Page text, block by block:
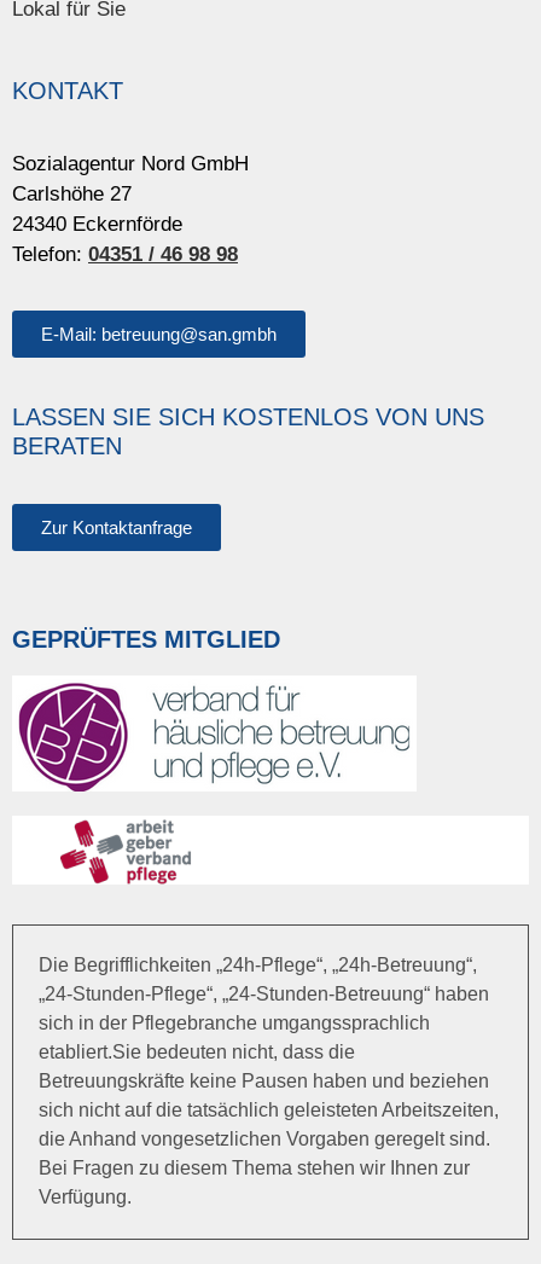
Lokal für Sie
KONTAKT
Sozialagentur Nord GmbH
Carlshöhe 27
24340 Eckernförde
Telefon: 04351 / 46 98 98
E-Mail: betreuung@san.gmbh
LASSEN SIE SICH KOSTENLOS VON UNS
BERATEN
Zur Kontaktanfrage
GEPRÜFTES MITGLIED
Die Begrifflichkeiten „24h-Pflege“, „24h-Betreuung“,
„24-Stunden-Pflege“, „24-Stunden-Betreuung“ haben
sich in der Pflegebranche umgangssprachlich
etabliert.Sie bedeuten nicht, dass die
Betreuungskräfte keine Pausen haben und beziehen
sich nicht auf die tatsächlich geleisteten Arbeitszeiten,
die Anhand vongesetzlichen Vorgaben geregelt sind.
Bei Fragen zu diesem Thema stehen wir Ihnen zur
Verfügung.